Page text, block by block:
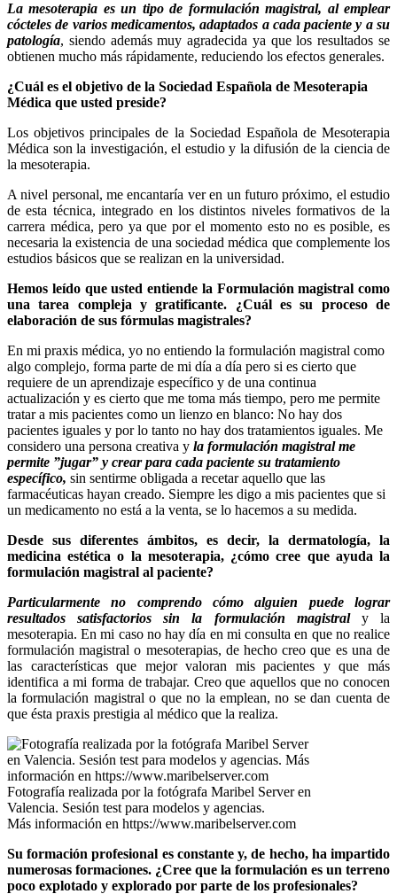
La mesoterapia es un tipo de formulación magistral, al emplear
cócteles de varios medicamentos, adaptados a cada paciente y a su
patología, siendo además muy agradecida ya que los resultados se
obtienen mucho más rápidamente, reduciendo los efectos generales.
¿Cuál es el objetivo de la Sociedad Española de Mesoterapia
Médica que usted preside?
Los objetivos principales de la Sociedad Española de Mesoterapia
Médica son la investigación, el estudio y la difusión de la ciencia de
la mesoterapia.
A nivel personal, me encantaría ver en un futuro próximo, el estudio
de esta técnica, integrado en los distintos niveles formativos de la
carrera médica, pero ya que por el momento esto no es posible, es
necesaria la existencia de una sociedad médica que complemente los
estudios básicos que se realizan en la universidad.
Hemos leído que usted entiende la Formulación magistral como
una tarea compleja y gratificante. ¿Cuál es su proceso de
elaboración de sus fórmulas magistrales?
En mi praxis médica, yo no entiendo la formulación magistral como
algo complejo, forma parte de mi día a día pero si es cierto que
requiere de un aprendizaje específico y de una continua
actualización y es cierto que me toma más tiempo, pero me permite
tratar a mis pacientes como un lienzo en blanco: No hay dos
pacientes iguales y por lo tanto no hay dos tratamientos iguales. Me
considero una persona creativa y la formulación magistral me
permite ”jugar” y crear para cada paciente su tratamiento
específico, sin sentirme obligada a recetar aquello que las
farmacéuticas hayan creado. Siempre les digo a mis pacientes que si
un medicamento no está a la venta, se lo hacemos a su medida.
Desde sus diferentes ámbitos, es decir, la dermatología, la
medicina estética o la mesoterapia, ¿cómo cree que ayuda la
formulación magistral al paciente?
Particularmente no comprendo cómo alguien puede lograr
resultados satisfactorios sin la formulación magistraly la
mesoterapia. En mi caso no hay día en mi consulta en que no realice
formulación magistral o mesoterapias, de hecho creo que es una de
las características que mejor valoran mis pacientes y que más
identifica a mi forma de trabajar. Creo que aquellos que no conocen
la formulación magistral o que no la emplean, no se dan cuenta de
que ésta praxis prestigia al médico que la realiza.
Fotografía realizada por la fotógrafa Maribel Server en
Valencia. Sesión test para modelos y agencias.
Más información en https://www.maribelserver.com
Su formación profesional es constante y, de hecho, ha impartido
numerosas formaciones. ¿Cree que la formulación es un terreno
poco explotado y explorado por parte de los profesionales?